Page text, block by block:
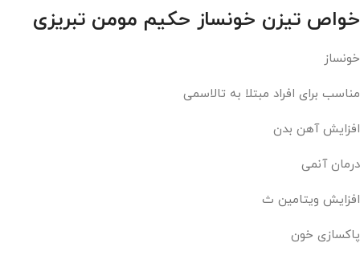
خواص تیزن خونساز حکیم مومن تبریزی
خونساز
مناسب برای افراد مبتلا به تالاسمی
افزایش آهن بدن
درمان آنمی
افزایش ویتامین ث
پاکسازی خون